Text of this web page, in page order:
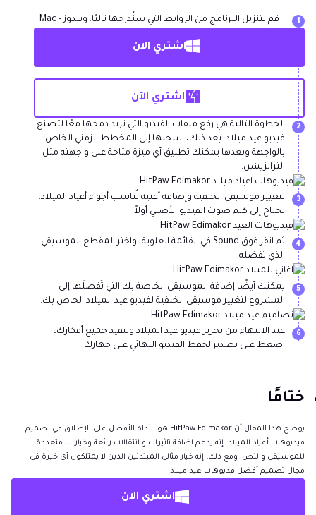
1 قم بتنزيل البرنامج من الروابط التي سنُدرجها تاليًا: ويندوز - Mac
اشتري الآن
اشتري الآن
2
الخطوة التالية هي رفع ملفات الفيديو التي تريد دمجها معًا لتصنع
فيديو عيد ميلاد. بعد ذلك، اسحبها إلى المخطط الزمني الخاص
بالواجهة وبعدها يمكنك تطبيق أي ميزة متاحة على واجهته مثل
الترانزيشن.
3
لتغيير موسيقى الخلفية وإضافة أغنية تُناسب أجواء أعياد الميلاد،
تحتاج إلى كتم صوت الفيديو الأصلي أولاً.
4
ثم انقر فوق Sound في القائمة العلوية، واختر المقطع الموسيقي
الذي تفضله.
5
يمكنك أيضًا إضافة الموسيقى الخاصة بك التي تُفضلّها إلى
المشروع لتغيير موسيقى الخلفية لفيديو عيد الميلاد الخاص بك.
6
عند الانتهاء من تحرير فيديو عيد الميلاد وتنفيذ جميع أفكارك،
اضغط على تصدير لحفظ الفيديو النهائي على جهازك.
ختامًا
يوضح هذا المقال أن HitPaw Edimakor هو الأداة الأفضل على الإطلاق في تصميم
فيديوهات أعياد الميلاد. إنه يدعم اضافة تاثيرات و انتقالات رائعة وخيارات متعددة
للموسيقى والنص. ومع ذلك، إنه خيار مثالي المبتدئين الذين لا يمتلكون أي خبرة في
مجال تصميم أفضل فديوهات عيد ميلاد.
اشتري الآن